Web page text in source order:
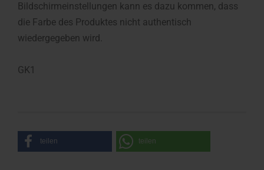
Bildschirmeinstellungen kann es dazu kommen, dass
die Farbe des Produktes nicht authentisch
wiedergegeben wird.
GK1
teilen teilen